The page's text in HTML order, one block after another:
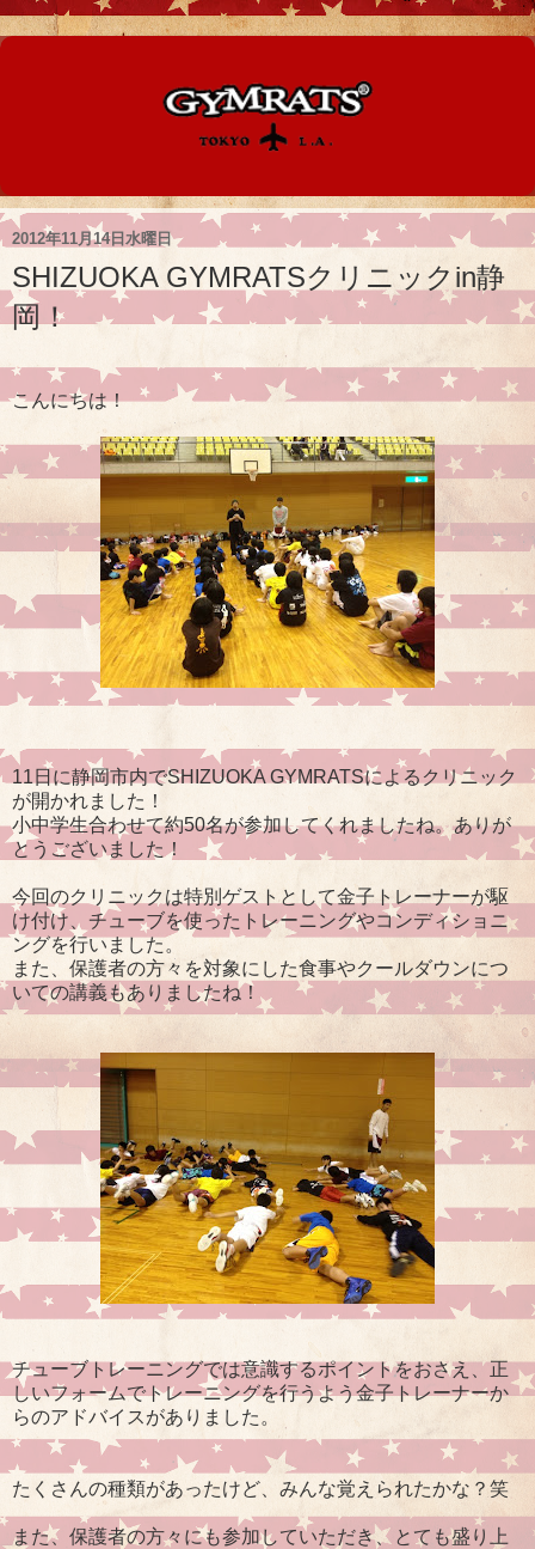
2012年11月14日水曜日
SHIZUOKA GYMRATSクリニックin静
岡！
こんにちは！
11日に静岡市内でSHIZUOKA GYMRATSによるクリニック
が開かれました！
小中学生合わせて約50名が参加してくれましたね。ありが
とうございました！
今回のクリニックは特別ゲストとして金子トレーナーが駆
け付け、チューブを使ったトレーニングやコンディショニ
ングを行いました。
また、保護者の方々を対象にした食事やクールダウンにつ
いての講義もありましたね！
チューブトレーニングでは意識するポイントをおさえ、正
しいフォームでトレーニングを行うよう金子トレーナーか
らのアドバイスがありました。
たくさんの種類があったけど、みんな覚えられたかな？笑
また、保護者の方々にも参加していただき、とても盛り上